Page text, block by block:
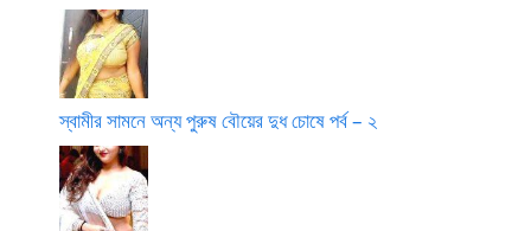
স্বামীর সামনে অন্য পুরুষ বৌয়ের দুধ চোষে পর্ব – ২